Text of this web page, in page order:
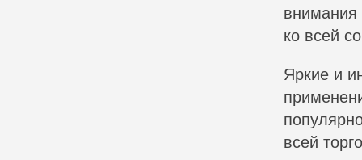
внимания
ко всей
Яркие и
всей